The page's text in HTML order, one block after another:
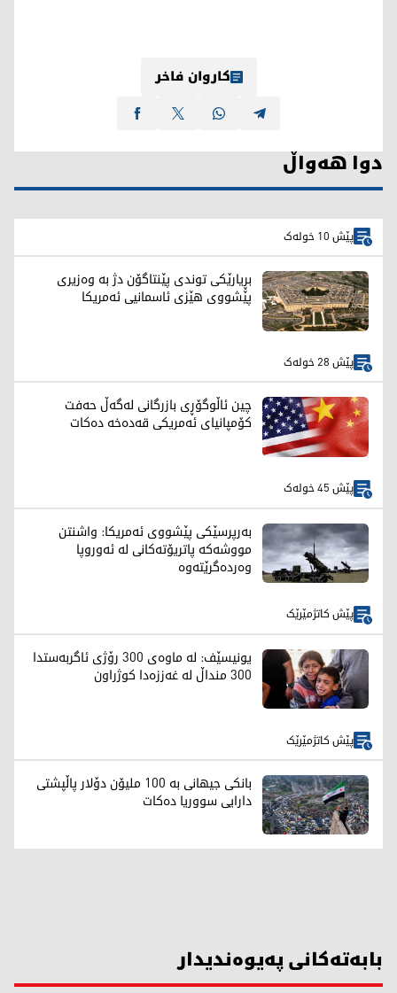
کاروان فاخر
دوا هەواڵ
پێش 10 خولەک
بڕیارێکی توندی پێنتاگۆن دژ بە وەزیری
پێشووی هێزی ئاسمانیی ئەمریکا
پێش 28 خولەک
چین ئاڵوگۆڕی بازرگانی لەگەڵ حەفت
کۆمپانیای ئەمریکی قەدەخە دەکات
پێش 45 خولەک
بەرپرسێکی پێشووی ئەمریکا: واشنتن
مووشەکە پاتریۆتەکانی لە ئەوروپا
وەردەگرێتەوە
پێش کاتژمێرێک
یونیسێف: لە ماوەی 300 رۆژی ئاگربەستدا
300 منداڵ لە غەززەدا کوژراون
پێش کاتژمێرێک
بانکی جیهانی بە 100 ملیۆن دۆلار پاڵپشتی
دارایی سووریا دەکات
بابەتەکانی پەیوەندیدار